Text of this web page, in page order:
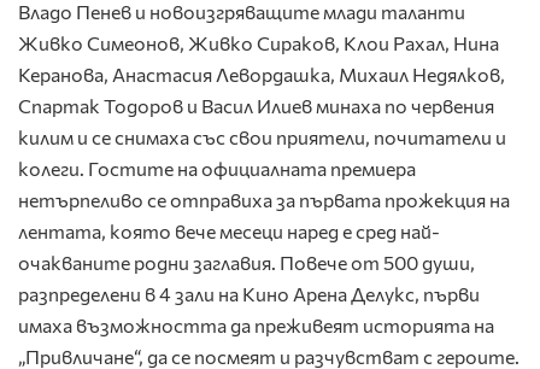
Владо Пенев и новоизгряващите млади таланти
Живко Симеонов, Живко Сираков, Клои Рахал, Нина
Керанова, Анастасия Левордашка, Михаил Недялков,
Спартак Тодоров и Васил Илиев минаха по червения
килим и се снимаха със свои приятели, почитатели и
колеги. Гостите на официалната премиера
нетърпеливо се отправиха за първата прожекция на
лентата, която вече месеци наред е сред най-
очакваните родни заглавия. Повече от 500 души,
разпределени в 4 зали на Кино Арена Делукс, първи
имаха възможността да преживеят историята на
„Привличане“, да се посмеят и разчувстват с героите.